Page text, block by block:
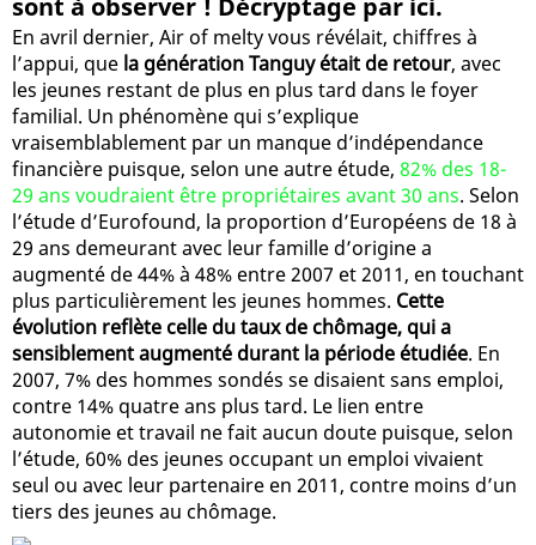
sont à observer ! Décryptage par ici.
En avril dernier, Air of melty vous révélait, chiffres à
l’appui, que la génération Tanguy était de retour, avec
les jeunes restant de plus en plus tard dans le foyer
familial. Un phénomène qui s’explique
vraisemblablement par un manque d’indépendance
financière puisque, selon une autre étude, 82% des 18-
29 ans voudraient être propriétaires avant 30 ans. Selon
l’étude d’Eurofound, la proportion d’Européens de 18 à
29 ans demeurant avec leur famille d’origine a
augmenté de 44% à 48% entre 2007 et 2011, en touchant
plus particulièrement les jeunes hommes. Cette
évolution reflète celle du taux de chômage, qui a
sensiblement augmenté durant la période étudiée. En
2007, 7% des hommes sondés se disaient sans emploi,
contre 14% quatre ans plus tard. Le lien entre
autonomie et travail ne fait aucun doute puisque, selon
l’étude, 60% des jeunes occupant un emploi vivaient
seul ou avec leur partenaire en 2011, contre moins d’un
tiers des jeunes au chômage.